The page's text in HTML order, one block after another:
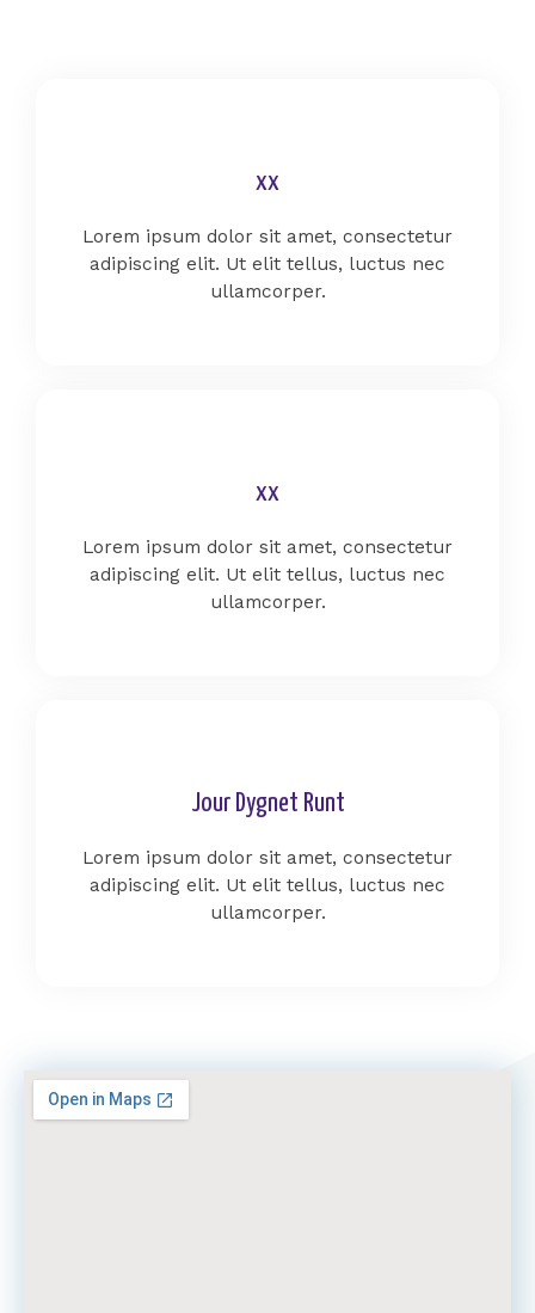
xx
Lorem ipsum dolor sit amet, consectetur
adipiscing elit. Ut elit tellus, luctus nec
ullamcorper.
xx
Lorem ipsum dolor sit amet, consectetur
adipiscing elit. Ut elit tellus, luctus nec
ullamcorper.
Jour Dygnet Runt
Lorem ipsum dolor sit amet, consectetur
adipiscing elit. Ut elit tellus, luctus nec
ullamcorper.